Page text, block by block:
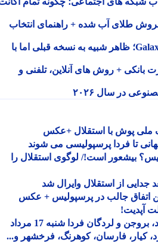
طلای آب شده + راهنمای انتخاب
بررسی گوشی Galaxy Z Flip8؛ ظاهر شبیه به نسخه قبلی اما با
+ روش های آنلاین، تلفنی و
سال ۲۰۲۶
پوش با استقلال +عکس
تا فردا پرسپولیسی می شوند
بیشعور است!/ لوگوی استقلال را
از استقلال وایرال شد
جالب در پرسپولیس + عکس
جدول قطعی برق شهرکرد، بروجن و لردگان فردا شنبه 17 مرداد
کیار، فارسان، کوهرنگ، فرخشهر و...